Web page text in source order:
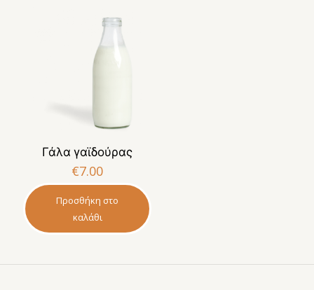
Γάλα γαϊδούρας
€7.00
Προσθήκη στο
καλάθι